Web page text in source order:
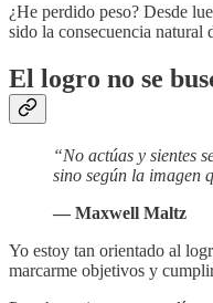
¿He perdido peso? Desde
sido la consecuencia natural
El logro no se
“No actúas y sientes
sino según la imagen
— Maxwell Maltz
Yo estoy tan orientado al
marcarme objetivos y